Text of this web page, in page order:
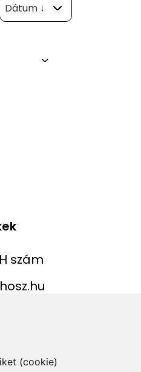
(cookie)
Dátum ↓
szám